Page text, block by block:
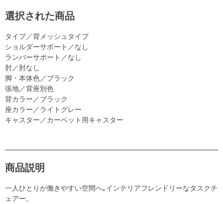
選択された商品
タイプ／背メッシュタイプ
ショルダーサポート／なし
ランバーサポート／なし
肘／肘なし
脚・本体色／ブラック
張地／背座別色
背カラー／ブラック
座カラー／ライトグレー
キャスター／カーペット用キャスター
商品説明
一人ひとりが働きやすい空間へ｡インテリアフレンドリーなタスクチ
ェアー。